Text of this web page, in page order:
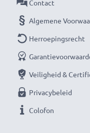
Contact
Algemene
Herroepingsrecht
Veiligheid &
Privacybeleid
Colofon